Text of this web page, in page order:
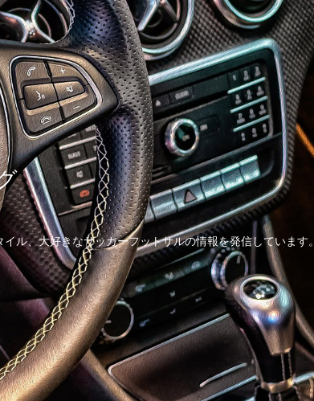
ル、大好きなサッカーフットサルの情報を発信しています。